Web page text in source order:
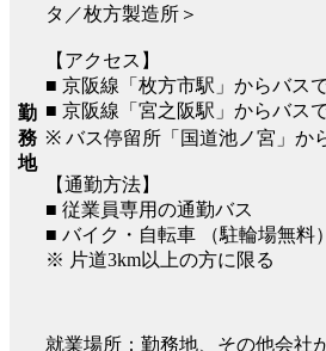
勤
務
地
タ／枚方製造所＞
【アクセス】
■ 京阪線「枚方市駅」からバス
■ 京阪線「宮之阪駅」からバス
※ バス停留所「国道池ノ宮」か
【通勤方法】
■ 従業員専用の通勤バス
■ バイク・自転車 （駐輪場無料）
※ 片道3km以上の方に限る
就業場所：勤務地、その他会社